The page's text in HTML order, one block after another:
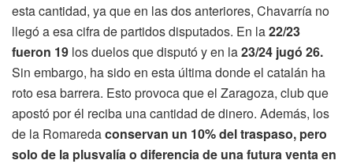
esta cantidad, ya que en las dos anteriores, Chavarría no
llegó a esa cifra de partidos disputados. En la22/23
fueron 19 los duelos que disputó y en la23/24 jugó 26.
Sin embargo, ha sido en esta última donde el catalán ha
roto esa barrera. Esto provoca que el Zaragoza, club que
apostó por él reciba una cantidad de dinero. Además, los
de la Romaredaconservan un 10% del traspaso, pero
solo de la plusvalía o diferencia de una futura venta en